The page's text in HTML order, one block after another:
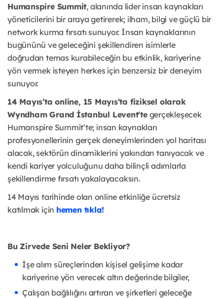
Humanspire Summit, alanında lider insan kaynakları
yöneticilerini bir araya getirerek; ilham, bilgi ve güçlü bir
network kurma fırsatı sunuyor. İnsan kaynaklarının
bugününü ve geleceğini şekillendiren isimlerle
doğrudan temas kurabileceğin bu etkinlik, kariyerine
yön vermek isteyen herkes için benzersiz bir deneyim
sunuyor.
14 Mayıs’ta online, 15 Mayıs’ta fiziksel olarak
Wyndham Grand İstanbul Levent'tegerçekleşecek
Humanspire Summit’te; insan kaynakları
profesyonellerinin gerçek deneyimlerinden yol haritası
alacak, sektörün dinamiklerini yakından tanıyacak ve
kendi kariyer yolculuğunu daha bilinçli adımlarla
şekillendirme fırsatı yakalayacaksın.
14 Mayıs tarihinde olan online etkinliğe ücretsiz
katılmak için hemen tıkla!
Bu Zirvede Seni Neler Bekliyor?
İşe alım süreçlerinden kişisel gelişime kadar
kariyerine yön verecek altın değerinde bilgiler,
Çalışan bağlılığını artıran ve şirketleri geleceğe